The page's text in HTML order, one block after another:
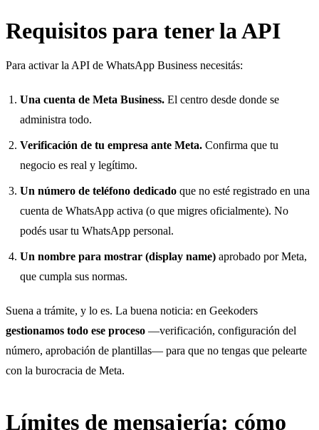
Requisitos para tener la API
Para activar la API de WhatsApp Business necesitás:
Una cuenta de Meta Business. El centro desde donde se
administra todo.
Verificación de tu empresa ante Meta. Confirma que tu
negocio es real y legítimo.
Un número de teléfono dedicado que no esté registrado en una
cuenta de WhatsApp activa (o que migres oficialmente). No
podés usar tu WhatsApp personal.
Un nombre para mostrar (display name) aprobado por Meta,
que cumpla sus normas.
Suena a trámite, y lo es. La buena noticia: en Geekoders
gestionamos todo ese proceso —verificación, configuración del
número, aprobación de plantillas— para que no tengas que pelearte
con la burocracia de Meta.
Límites de mensajería: cómo